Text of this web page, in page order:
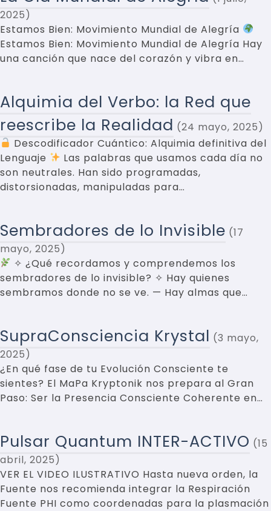
2025
Estamos Bien: Movimiento Mundial de Alegría
Estamos Bien: Movimiento Mundial de Alegría Hay
una canción que nace del corazón y vibra en…
Alquimia del Verbo: la Red que
reescribe la Realidad
24 mayo, 2025
Descodificador Cuántico: Alquimia definitiva del
Lenguaje
Las palabras que usamos cada día no
son neutrales. Han sido programadas,
distorsionadas, manipuladas para…
Sembradores de lo Invisible
17
mayo, 2025
✧ ¿Qué recordamos y comprendemos los
sembradores de lo invisible? ✧ Hay quienes
sembramos donde no se ve. — Hay almas que…
SupraConsciencia Krystal
3 mayo,
2025
¿En qué fase de tu Evolución Consciente te
sientes? El MaPa Kryptonik nos prepara al Gran
Paso: Ser la Presencia Consciente Coherente en…
Pulsar Quantum INTER-ACTIVO
15
abril, 2025
VER EL VIDEO ILUSTRATIVO Hasta nueva orden, la
Fuente nos recomienda integrar la Respiración
Fuente PHI como coordenadas para la plasmación